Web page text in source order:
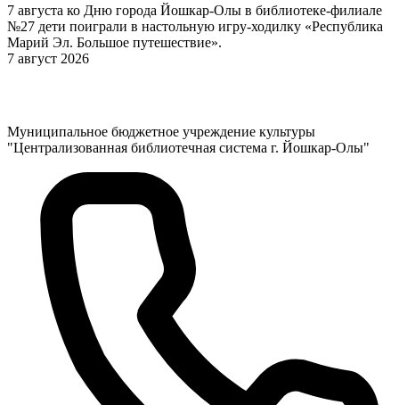
7 августа ко Дню города Йошкар-Олы в библиотеке-филиале
№27 дети поиграли в настольную игру-ходилку «Республика
Марий Эл. Большое путешествие».
7 август 2026
Муниципальное бюджетное учреждение культуры
"Централизованная библиотечная система г. Йошкар-Олы"